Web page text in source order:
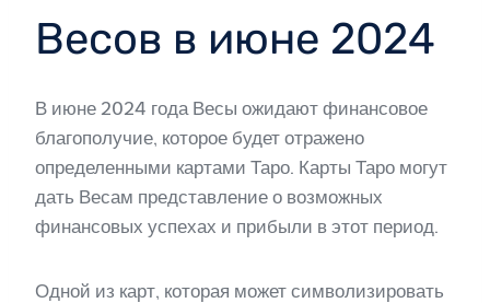
Весов в июне 2024
В июне 2024 года Весы ожидают финансовое
благополучие, которое будет отражено
определенными картами Таро. Карты Таро могут
дать Весам представление о возможных
финансовых успехах и прибыли в этот период.
Одной из карт, которая может символизировать